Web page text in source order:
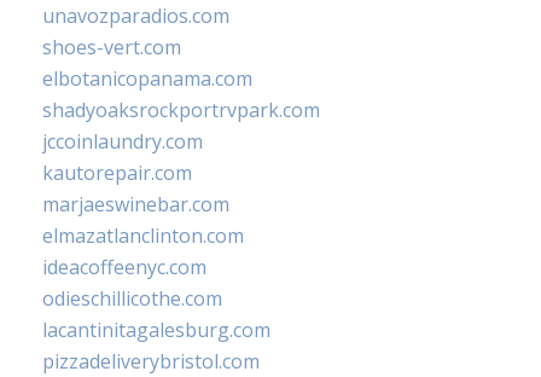
unavozparadios.com
shoes-vert.com
elbotanicopanama.com
shadyoaksrockportrvpark.com
jccoinlaundry.com
kautorepair.com
marjaeswinebar.com
elmazatlanclinton.com
ideacoffeenyc.com
odieschillicothe.com
lacantinitagalesburg.com
pizzadeliverybristol.com